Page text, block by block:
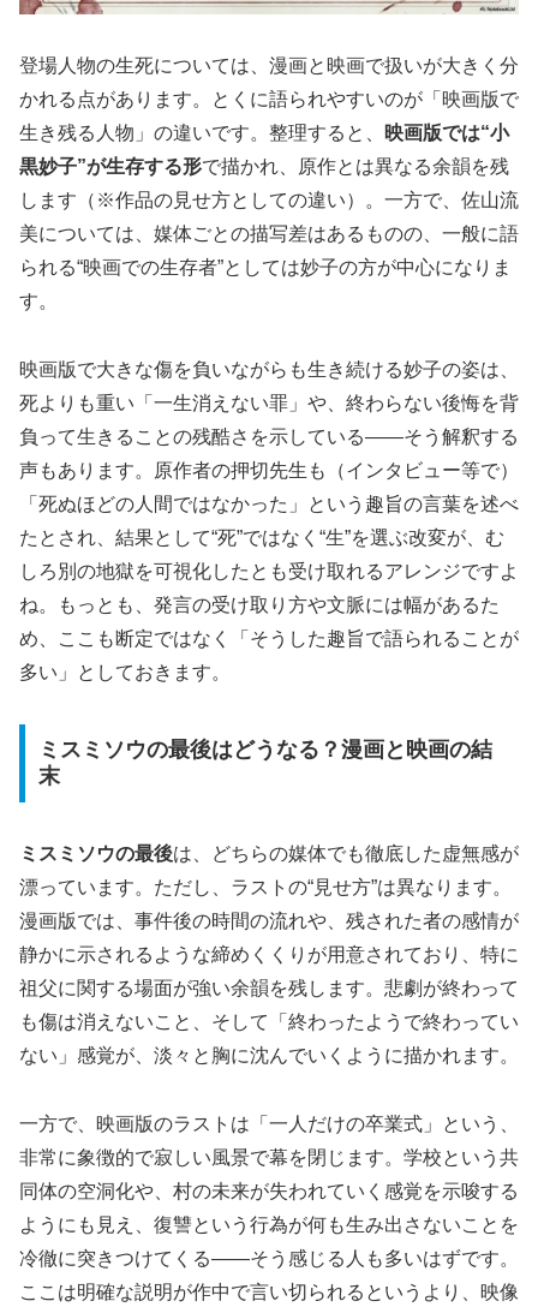
登場人物の生死については、漫画と映画で扱いが大きく分
かれる点があります。とくに語られやすいのが「映画版で
生き残る人物」の違いです。整理すると、
映画版では“小
黒妙子”が生存する形で描かれ、原作とは異なる余韻を残
します（※作品の見せ方としての違い）。一方で、佐山流
美については、媒体ごとの描写差はあるものの、一般に語
られる“映画での生存者”としては妙子の方が中心になりま
す。
映画版で大きな傷を負いながらも生き続ける妙子の姿は、
死よりも重い「一生消えない罪」や、終わらない後悔を背
負って生きることの残酷さを示している――そう解釈する
声もあります。原作者の押切先生も（インタビュー等で）
「死ぬほどの人間ではなかった」という趣旨の言葉を述べ
たとされ、結果として“死”ではなく“生”を選ぶ改変が、む
しろ別の地獄を可視化したとも受け取れるアレンジですよ
ね。もっとも、発言の受け取り方や文脈には幅があるた
め、ここも断定ではなく「そうした趣旨で語られることが
多い」としておきます。
ミスミソウの最後はどうなる？漫画と映画の結
末
ミスミソウの最後は、どちらの媒体でも徹底した虚無感が
漂っています。ただし、ラストの“見せ方”は異なります。
漫画版では、事件後の時間の流れや、残された者の感情が
静かに示されるような締めくくりが用意されており、特に
祖父に関する場面が強い余韻を残します。悲劇が終わって
も傷は消えないこと、そして「終わったようで終わってい
ない」感覚が、淡々と胸に沈んでいくように描かれます。
一方で、映画版のラストは「一人だけの卒業式」という、
非常に象徴的で寂しい風景で幕を閉じます。 学校という共
同体の空洞化や、村の未来が失われていく感覚を示唆する
ようにも見え、復讐という行為が何も生み出さないことを
冷徹に突きつけてくる――そう感じる人も多いはずです。
ここは明確な説明が作中で言い切られるというより、映像